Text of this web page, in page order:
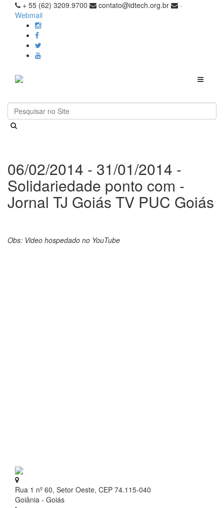
+ 55 (62) 3209.9700 contato@idtech.org.br
-
Webmail
Toggle
06/02/2014 - 31/01/2014 -
Solidariedade ponto com -
Jornal TJ Goiás TV PUC Goiás
Obs: Video hospedado no YouTube
Rua 1 nº 60, Setor Oeste, CEP 74.115-040
Goiânia - Goiás